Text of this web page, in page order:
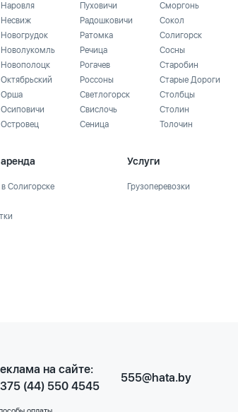
Наровля
Несвиж
Новогрудок
Новолукомль
Новополоцк
Октябрьский
Орша
Осиповичи
Островец
Пуховичи
Радошковичи
Ратомка
Речица
Рогачев
Россоны
Светлогорск
Свислочь
Сеница
Сморгонь
Сокол
Солигорск
Сосны
Старобин
Старые Дороги
Столбцы
Столин
Толочин
Солигорске
Услуги
Грузоперевозки
на сайте:
(44) 550 4545
555@hata.by